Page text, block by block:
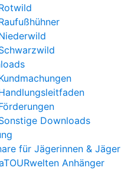
Downloads
für Jägerinnen & Jäger
Anhänger